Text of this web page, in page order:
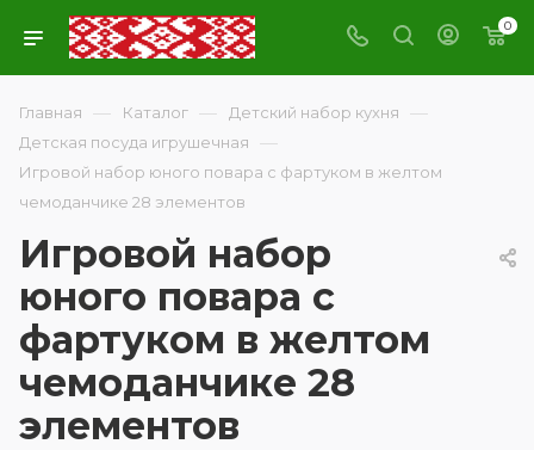
0
Главная — Каталог — Детский набор кухня —
Детская посуда игрушечная —
Игровой набор юного повара с фартуком в желтом
чемоданчике 28 элементов
Игровой набор
юного повара с
фартуком в желтом
чемоданчике 28
элементов